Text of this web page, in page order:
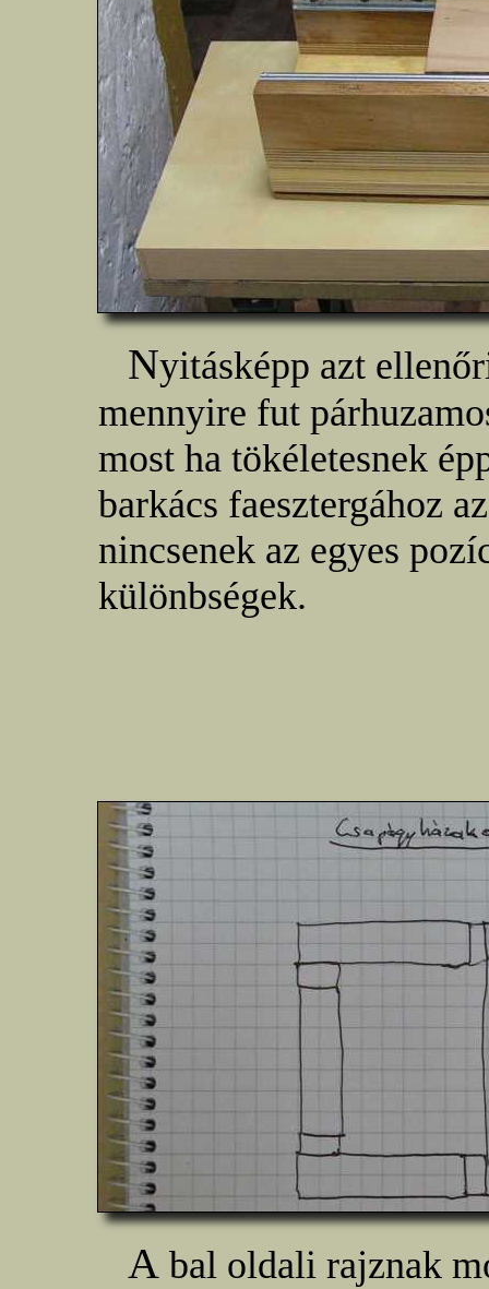
Nyitásképp azt
mennyire fut
most ha tökéletesnek
barkács faesztergához
nincsenek az egyes
különbségek.
A bal oldali rajznak